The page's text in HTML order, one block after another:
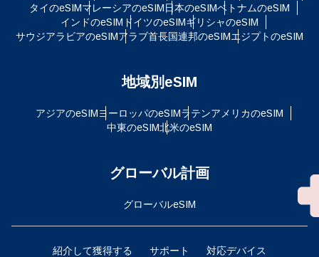
タイのeSIMマレーシアのeSIM日本のeSIMベトナムのeSIM
インドのeSIM ドイツのeSIMギリシャのeSIM
サウジアラビアのeSIMアラブ首長国連邦のeSIMエジプトのeSIM
地域別eSIM
アジアのeSIMヨーロッパのeSIMラテンアメリカのeSIM
中東のeSIM北米のeSIM
グローバル計画
グローバルeSIM
紹介して獲得する サポート 対応デバイス